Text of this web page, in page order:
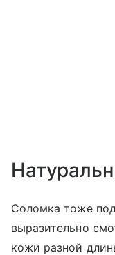
Соломка тоже
выразительно
кожи разной